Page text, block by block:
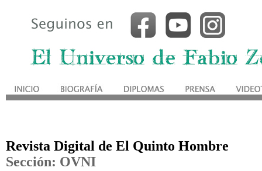
Revista Digital de El Quinto Hombre
Sección: OVNI